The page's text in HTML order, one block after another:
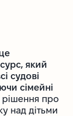
який
судові
сімейні
про
над дітьми